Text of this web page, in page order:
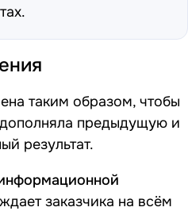
таким образом, чтобы
предыдущую и
результат.
заказчика на всём